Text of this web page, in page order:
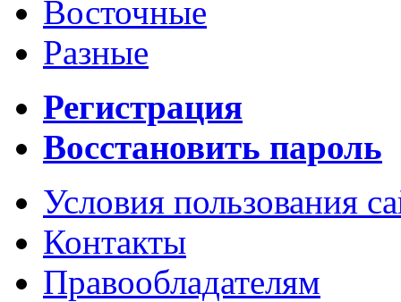
Восточные
Разные
Регистрация
Восстановить пароль
Условия пользования
Контакты
Правообладателям